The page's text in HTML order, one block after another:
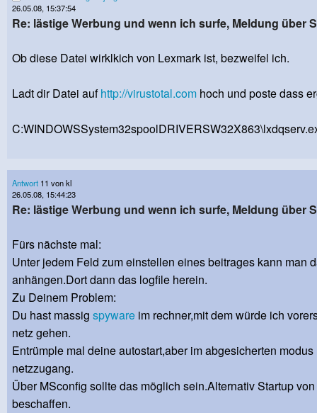
26.05.08, 15:37:54
Re: lästige Werbung und wenn ich surfe, Meldung über
Ob diese Datei wirklkich von Lexmark ist, bezweifel ich.
Ladt dir Datei aufhttp://virustotal.com hoch und poste dass
Antwort 11 von kl
26.05.08, 15:44:23
Re: lästige Werbung und wenn ich surfe, Meldung über
Fürs nächste mal:
Unter jedem Feld zum einstellen eines beitrages kann man
anhängen.Dort dann das logfile herein.
Zu Deinem Problem:
Du hast massig spyware im rechner,mit dem würde ich
netz gehen.
Entrümple mal deine autostart,aber im abgesicherten
netzzugang.
Über MSconfig sollte das möglich sein.Alternativ Startup
beschaffen.